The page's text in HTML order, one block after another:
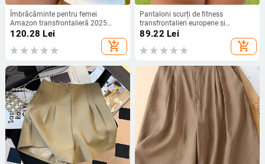
Îmbrăcăminte pentru femei
Amazon transfrontalieră 2025
Noutate primăvară, vară și toamnă
stil polonez casual culoare solidă
pantaloni scurți cu talie înaltă cu
120.28 Lei
add_shopping_cart
Pantaloni scurți de fitness
transfrontalieri europene și
americane, sport, yoga, pantaloni
de vară pentru femei, cu buzunar
gol pe fund, antrenament, ridicare
89.22 Lei
add_shopping_cart